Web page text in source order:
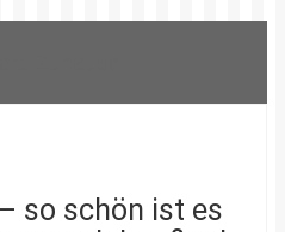
so schön ist es